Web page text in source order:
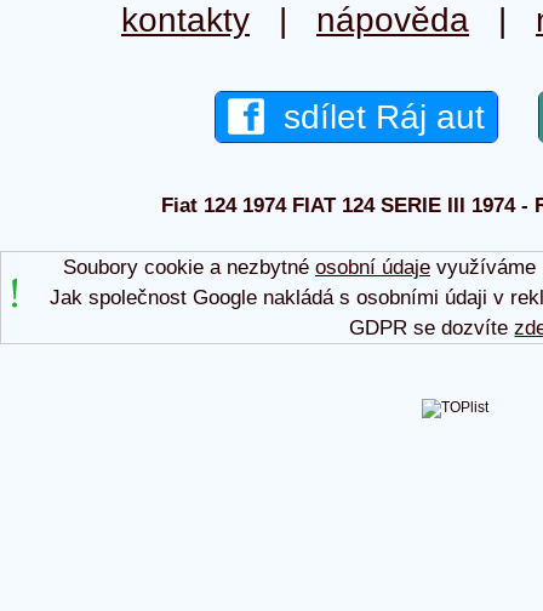
kontakty | nápověda |
sdílet Ráj aut
Fiat 124 1974 FIAT 124 SERIE III 1974
Soubory cookie a nezbytné osobní údajevyužíváme
Jak společnost Google nakládá s osobními údaji v
GDPR se dozvíte